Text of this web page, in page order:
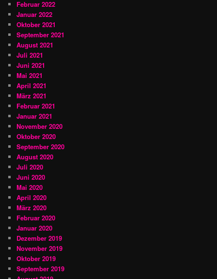
Februar 2022
Januar 2022
Oktober 2021
September 2021
August 2021
Juli 2021
Juni 2021
Mai 2021
April 2021
März 2021
Februar 2021
Januar 2021
November 2020
Oktober 2020
September 2020
August 2020
Juli 2020
Juni 2020
Mai 2020
April 2020
März 2020
Februar 2020
Januar 2020
Dezember 2019
November 2019
Oktober 2019
September 2019